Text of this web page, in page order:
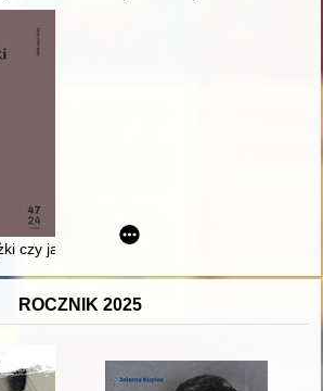
czy jakiegoś innego kulturalnego zajęcia -
ROCZNIK 2025